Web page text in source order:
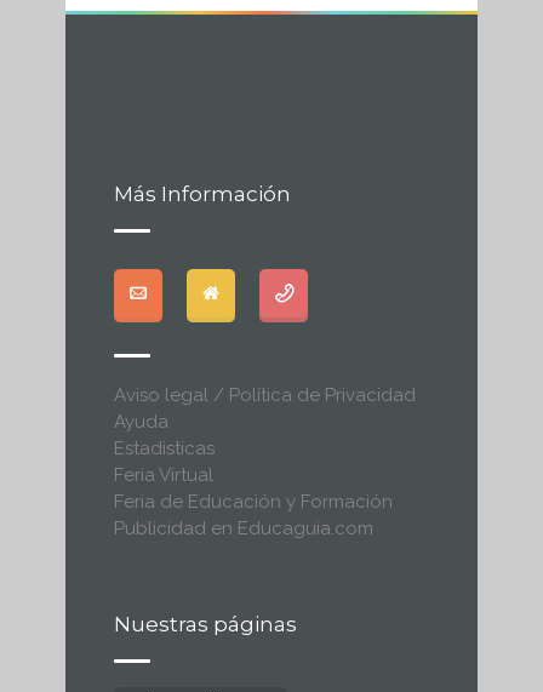
Más Información
Aviso legal / Política de Privacidad
Ayuda
Estadisticas
Feria Virtual
Feria de Educación y Formación
Publicidad en Educaguia.com
Nuestras páginas